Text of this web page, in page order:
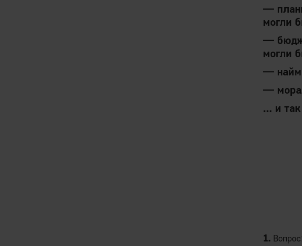
—
могли
—
могли
— найм
—
... и
1.